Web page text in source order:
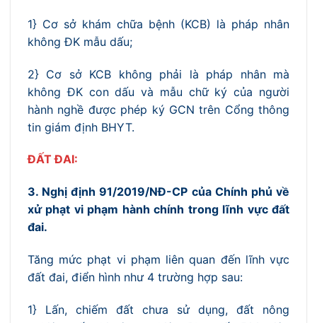
1} Cơ sở khám chữa bệnh (KCB) là pháp nhân
không ĐK mẫu dấu;
2} Cơ sở KCB không phải là pháp nhân mà
không ĐK con dấu và mẫu chữ ký của người
hành nghề được phép ký GCN trên Cổng thông
tin giám định BHYT.
ĐẤT ĐAI:
3. Nghị định 91/2019/NĐ-CP của Chính phủ về
xử phạt vi phạm hành chính trong lĩnh vực đất
đai.
Tăng mức phạt vi phạm liên quan đến lĩnh vực
đất đai, điển hình như 4 trường hợp sau:
1} Lấn, chiếm đất chưa sử dụng, đất nông